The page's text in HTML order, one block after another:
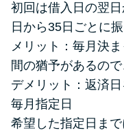
初回は借入日の翌
日から35日ごとに
メリット：毎月決
間の猶予があるの
デメリット：返済
毎月指定日
希望した指定日ま